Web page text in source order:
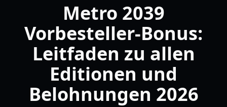
Metro 2039
Vorbesteller-Bonus:
Leitfaden zu allen
Editionen und
Belohnungen 2026